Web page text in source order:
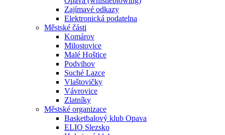
Zajímavé odkazy
Elektronická podatelna
Městské části
Komárov
Milostovice
Malé Hoštice
Podvihov
Suché Lazce
Vlaštovičky
Vávrovice
Zlatníky
Městské organizace
Basketbalový klub Opava
ELIO Slezsko